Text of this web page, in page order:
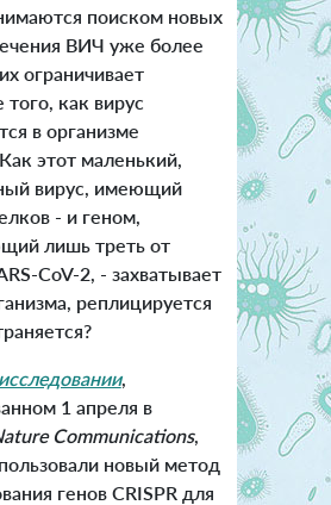
поиском новых
ВИЧ уже более
ограничивает
как вирус
в организме
этот маленький,
вирус, имеющий
- и геном,
лишь треть от
CoV-2, - захватывает
реплицируется
исследовании,
1 апреля в
Communications,
новый метод
генов CRISPR для